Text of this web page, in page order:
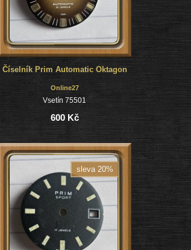
Číselník Prim Automatic Oktagon
Online27
Vsetín 75501
600 Kč
sleva 20%